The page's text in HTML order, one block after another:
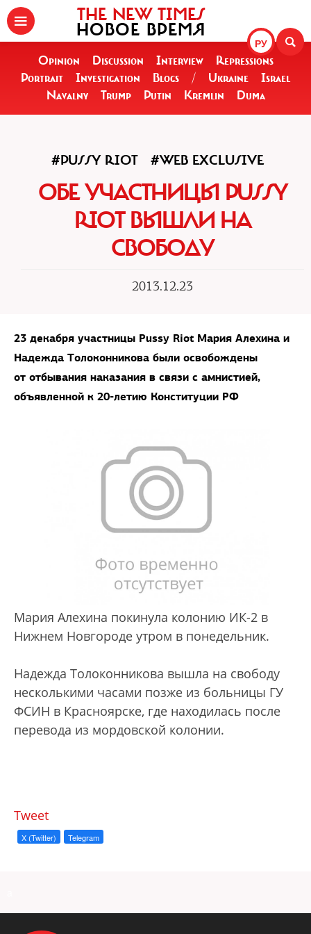
РУ
THE NEW TIMES
НОВОЕ ВРЕМЯ
Opinion Discussion Interview
Repressions
Portrait
Investigation Blogs / Ukraine
Israel
Navalny
Trump Putin Kremlin Duma
#PUSSY RIOT #WEB EXCLUSIVE
ОБЕ УЧАСТНИЦЫ PUSSY
RIOT ВЫШЛИ НА
СВОБОДУ
2013.12.23
23 декабря участницы Pussy Riot Мария Алехина и
Надежда Толоконникова были освобождены
от отбывания наказания в связи с амнистией,
объявленной к 20-летию Конституции РФ
Мария Алехина покинула колонию ИК-2 в
Нижнем Новгороде утром в понедельник.
Надежда Толоконникова вышла на свободу
несколькими часами позже из больницы ГУ
ФСИН в Красноярске, где находилась после
перевода из мордовской колонии.
Tweet
X (Twitter) Telegram